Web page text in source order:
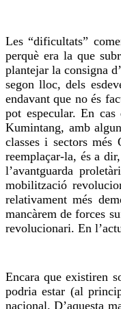
Les “dificultats”
perquè era la que
plantejar la consigna
segon lloc, dels
endavant que no és
pot especular. En
Kumintang, amb
classes i sectors
reemplaçar-la, és a
l’avantguarda
mobilització
relativament més
mancàrem de forces
revolucionari. En
Encara que existiren
podria estar (al
nacional. D’aquesta